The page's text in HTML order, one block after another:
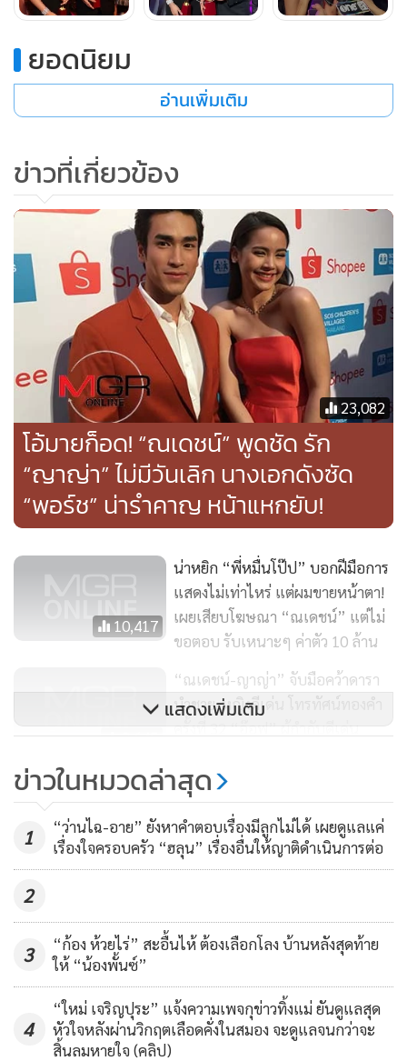
กันอีกทีครับ”
(ติดตามทุกข่าวสารในแวดวงบันเทิงทั้งหมดได้ที่
https://mgronline.com/entertainment)
ยอดนิยม
อ่านเพิ่มเติม
ข่าวที่เกี่ยวข้อง
23,082
โอ้มายก็อด! “ณเดชน์” พูดชัด รัก
“ญาญ่า” ไม่มีวันเลิก นางเอกดังซัด
“พอร์ช” น่ารำคาญ หน้าแหกยับ!
10,417
น่าหยิก “พี่หมื่นโป๊ป” บอกฝีมือการ
แสดงไม่เท่าไหร่ แต่ผมขายหน้าตา!
เผยเสียบโฆษณา “ณเดชน์” แต่ไม่
ขอตอบ รับเหนาะๆ ค่าตัว 10 ล้าน
3,645
“ณเดชน์-ญาญ่า” จับมือคว้าดารา
นำชาย-หญิงดีเด่น โทรทัศน์ทองคำ
ครั้งที่ 32 “อ๊อฟ” ผู้กำกับดีเด่น
20,381
“ณเดชน์” พึ่งรู้ข่าว “ญาญ่า” ซุ่ม
คบ “พอร์ช” บอกไม่มีอะไรหรอ
กมั้ง! แง้มมีเรื่องข้างหลังที่คนนอก
ไม่รู้
แสดงเพิ่มเติม
ข่าวในหมวดล่าสุด
1
“ว่านไฉ-อาย” ยังหาคำตอบเรื่องมีลูกไม่ได้ เผยดูแลแค่
เรื่องใจครอบครัว “ฮลุน” เรื่องอื่นให้ญาติดำเนินการต่อ
2
3
“ก้อง ห้วยไร่” สะอื้นไห้ ต้องเลือกโลง บ้านหลังสุดท้าย
ให้ “น้องพั้นซ์”
4
“ใหม่ เจริญปุระ” แจ้งความเพจกุข่าวทิ้งแม่ ยันดูแลสุด
หัวใจหลังผ่านวิกฤตเลือดคั่งในสมอง จะดูแลจนกว่าจะ
สิ้นลมหายใจ (คลิป)